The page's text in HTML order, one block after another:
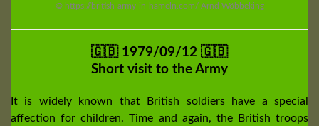
© https://british-army-in-hameln.com/ Arnd Wöbbeking
🇬🇧 1979/09/12 🇬🇧
Short visit to the Army
It is widely known that British soldiers have a special
affection for children. Time and again, the British troops